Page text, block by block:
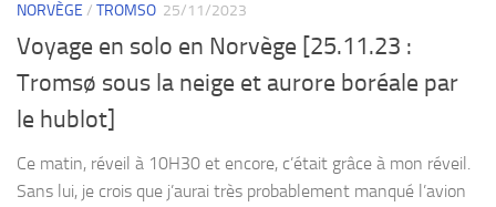
NORVÈGE / TROMSO 25/11/2023
Voyage en solo en Norvège [25.11.23 :
Tromsø sous la neige et aurore boréale par
le hublot]
Ce matin, réveil à 10H30 et encore, c’était grâce à mon réveil.
Sans lui, je crois que j’aurai très probablement manqué l’avion